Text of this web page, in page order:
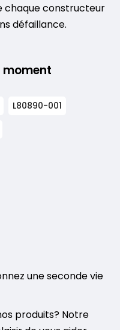
chaque constructeur
défaillance.
moment
L80890-001
une seconde vie
produits? Notre